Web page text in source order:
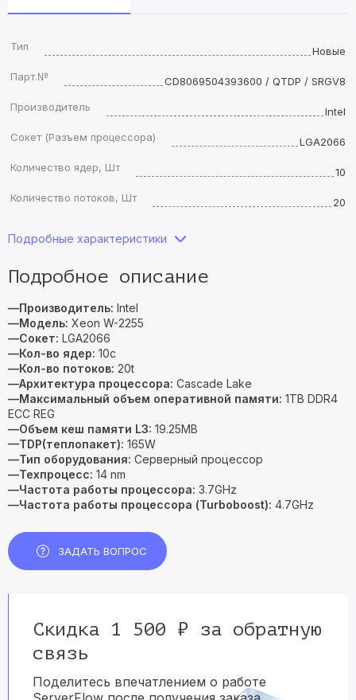
Тип
Новые
Парт.№
CD8069504393600 / QTDP / SRGV8
Производитель
Intel
Сокет (Разъем процессора)
LGA2066
Количество ядер, Шт
10
Количество потоков, Шт
20
Подробные характеристики
Подробное описание
—Производитель: Intel
—Модель: Xeon W-2255
—Сокет: LGA2066
—Кол-во ядер: 10c
—Кол-во потоков: 20t
—Архитектура процессора: Cascade Lake
—Максимальный объем оперативной памяти: 1TB DDR4
ECC REG
—Объем кеш памяти L3: 19.25MB
—TDP(теплопакет): 165W
—Тип оборудования: Серверный процессор
—Техпроцесс: 14 nm
—Частота работы процессора: 3.7GHz
—Частота работы процессора (Turboboost): 4.7GHz
ЗАДАТЬ ВОПРОС
Скидка 1 500 ₽ за обратную
связь
Поделитесь впечатлением о работе